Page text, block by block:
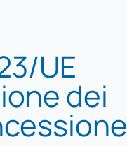
UE
dei